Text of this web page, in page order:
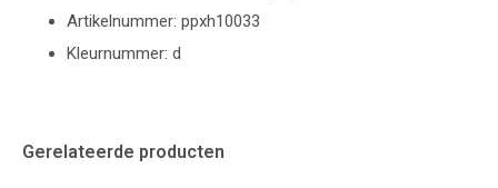
Artikelnummer: ppxh10033
Kleurnummer: d
Gerelateerde producten